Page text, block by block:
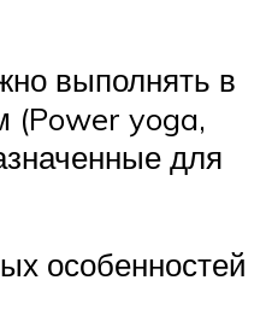
выполнять в
(Power yoga,
для
особенностей